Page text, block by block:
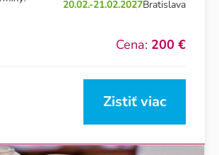
20.02.-21.02.2027Bratislava
Cena: 200 €
Zistiť viac